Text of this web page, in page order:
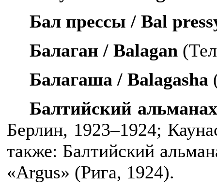
Бал прессы /Bal
Балаган /Balagan
Балагаша /Balagasha
Балтийский
Берлин, 1923–1924;
также: Балтийский
«Argus» (Рига, 1924).